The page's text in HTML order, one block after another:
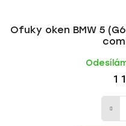
Ofuky oken BMW 5
1